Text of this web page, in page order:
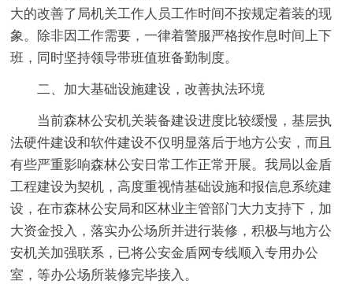
大的改善了局机关工作人员工作时间不按规定着装的现
象。除非因工作需要，一律着警服严格按作息时间上下
班，同时坚持领导带班值班备勤制度。
二、加大基础设施建设，改善执法环境
当前森林公安机关装备建设进度比较缓慢，基层执
法硬件建设和软件建设不仅明显落后于地方公安，而且
有些严重影响森林公安日常工作正常开展。我局以金盾
工程建设为契机，高度重视情基础设施和报信息系统建
设，在市森林公安局和区林业主管部门大力支持下，加
大资金投入，落实办公场所并进行装修，积极与地方公
安机关加强联系，已将公安金盾网专线顺入专用办公
室，等办公场所装修完毕接入。